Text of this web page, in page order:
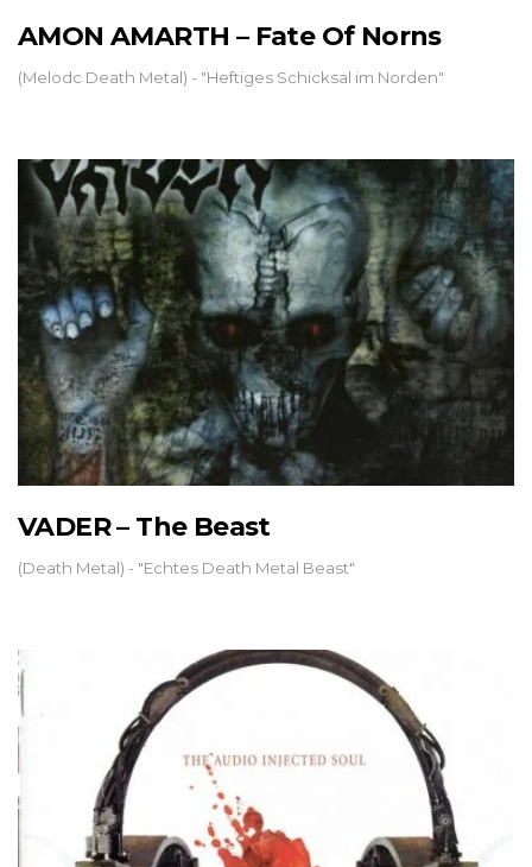
AMON AMARTH – Fate Of Norns
(Melodc Death Metal) - "Heftiges Schicksal im Norden"
VADER – The Beast
(Death Metal) - "Echtes Death Metal Beast"